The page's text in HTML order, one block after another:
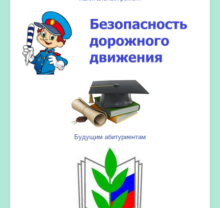
Будущим абитуриентам